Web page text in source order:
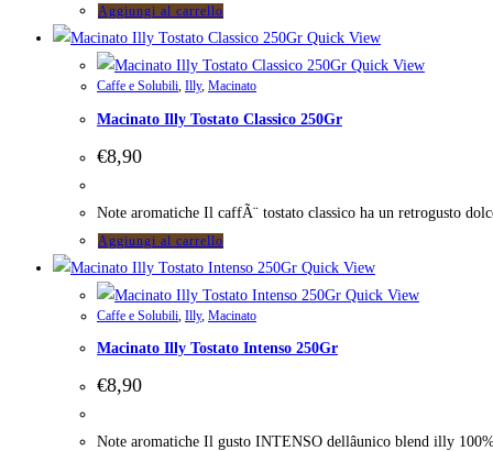
Aggiungi al carrello
Quick View
Quick View
Caffe e Solubili, Illy, Macinato
Macinato Illy Tostato Classico 250Gr
€8,90
Note aromatiche Il caffÃ¨ tostato classico ha un retrogusto
Aggiungi al carrello
Quick View
Quick View
Caffe e Solubili Illy, Macinato
Macinato Illy Tostato Intenso 250Gr
€8,90
Note aromatiche Il gusto INTENSO dellâunico blend illy